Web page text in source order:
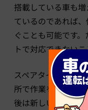
搭載している車も
ているのであれば
ぐことも可能です
トで対応できない
スペアタイヤへ交
所で作業をするこ
後は新しいタイヤ